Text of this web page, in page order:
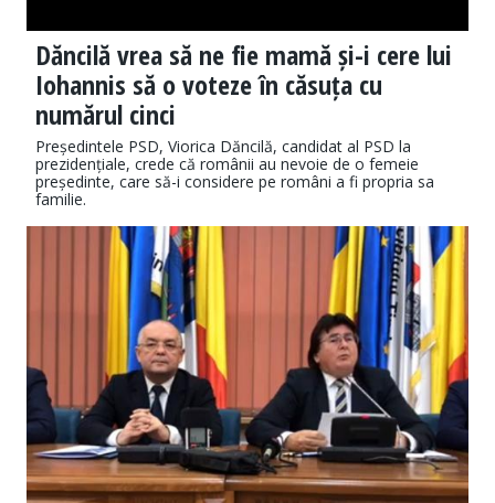
Dăncilă vrea să ne fie mamă și-i cere lui
Iohannis să o voteze în căsuța cu
numărul cinci
Președintele PSD, Viorica Dăncilă, candidat al PSD la
prezidențiale, crede că românii au nevoie de o femeie
președinte, care să-i considere pe români a fi propria sa
familie.